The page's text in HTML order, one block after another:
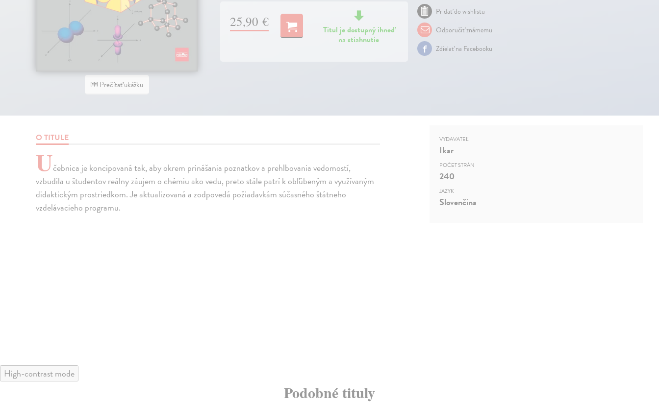
Prečítať ukážku
25,90 €
Titul je dostupný ihneď
na stiahnutie
Pridať do wishlistu
Odporučiť známemu
Zdielať na Facebooku
O TITULE
Učebnica je koncipovaná tak, aby okrem prinášania poznatkov a prehlbovania vedomostí,
vzbudila u študentov reálny záujem o chémiu ako vedu, preto stále patrí k obľúbeným a využívaným
didaktickým prostriedkom. Je aktualizovaná a zodpovedá požiadavkám súčasného štátneho
vzdelávacieho programu.
VYDAVATEĽ
Ikar
POČET STRÁN
240
JAZYK
Slovenčina
High-contrast mode
Podobné tituly